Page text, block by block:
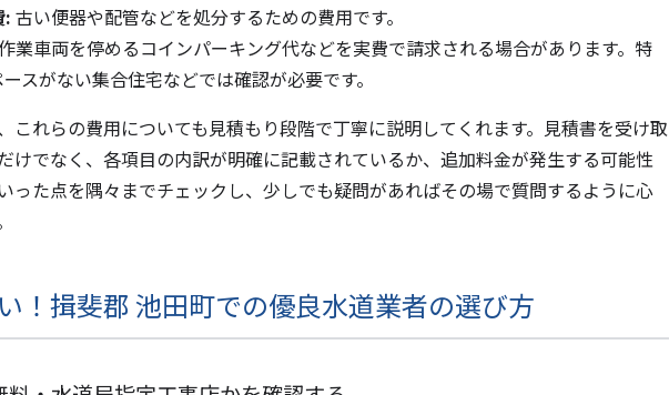
: 古い便器や配管などを処分するための費用です。
業車両を停めるコインパーキング代などを実費で請求される場合があります。特
スがない集合住宅などでは確認が必要です。
これらの費用についても見積もり段階で丁寧に説明してくれます。見積書を受け取
けでなく、各項目の内訳が明確に記載されているか、追加料金が発生する可能性
った点を隅々までチェックし、少しでも疑問があればその場で質問するように心
！揖斐郡 池田町での優良水道業者の選び方